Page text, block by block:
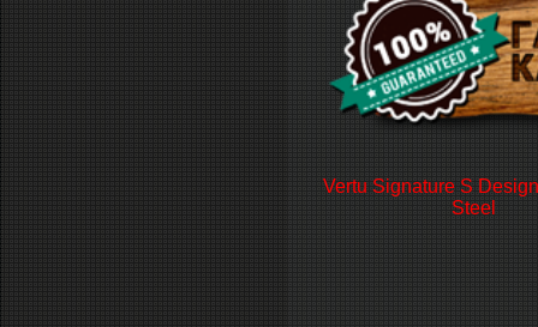
Vertu Signature S
Steel